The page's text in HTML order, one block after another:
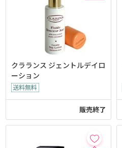
クラランス ジェントルデイロ
ーション
販売終了